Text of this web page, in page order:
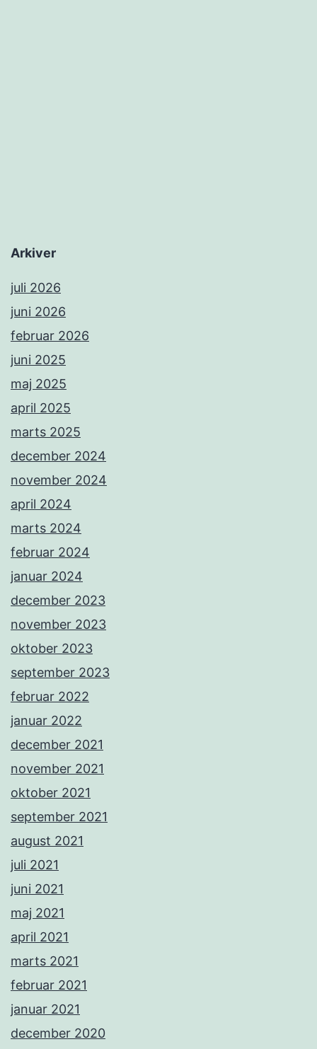
Arkiver
juli 2026
juni 2026
februar 2026
juni 2025
maj 2025
april 2025
marts 2025
december 2024
november 2024
april 2024
marts 2024
februar 2024
januar 2024
december 2023
november 2023
oktober 2023
september 2023
februar 2022
januar 2022
december 2021
november 2021
oktober 2021
september 2021
august 2021
juli 2021
juni 2021
maj 2021
april 2021
marts 2021
februar 2021
januar 2021
december 2020